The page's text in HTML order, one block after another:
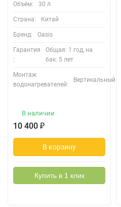
Объём: 30 л
Страна: Китай
Бренд: Oasis
Гарантия
:
Общая: 1 год, на
бак: 5 лет
Монтаж
водонагревателей:
Вертикальный
В наличии
10 400 ₽
В корзину
Купить в 1 клик